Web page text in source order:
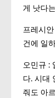
게 낫다
프레시
건에 일
오민규 :
다. 시대
줘도 아